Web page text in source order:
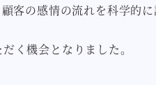
客の感情の流れを科学的
く機会となりました。